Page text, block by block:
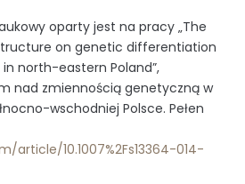
oparty jest na pracy „The
on genetic differentiation
north-eastern Poland”,
nad zmiennością genetyczną w
wschodniej Polsce. Pełen
article/10.1007%2Fs13364-014-